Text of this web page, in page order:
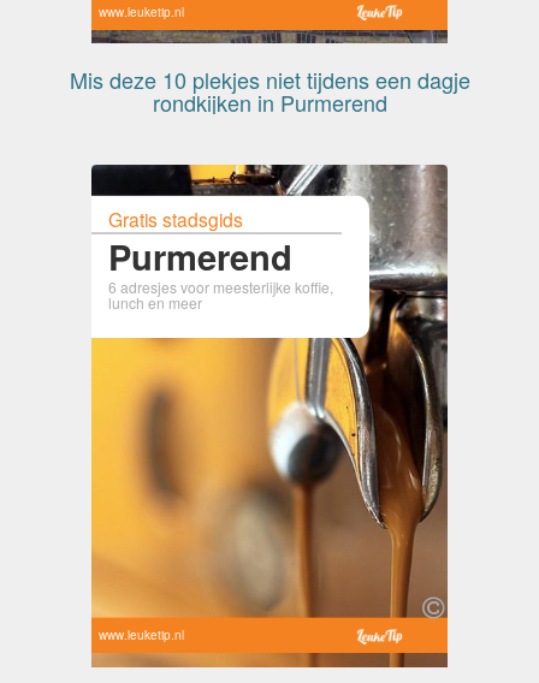
www.leuketip.nl
Mis deze 10 plekjes niet tijdens een dagje
rondkijken in Purmerend
Gratis stadsgids
Purmerend
6 adresjes voor meesterlijke koffie,
lunch en meer
www.leuketip.nl